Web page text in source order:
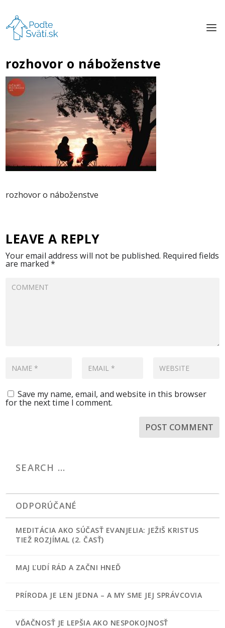
rozhovor o náboženstve
rozhovor o náboženstve
LEAVE A REPLY
Your email address will not be published. Required fields
are marked*
Save my name, email, and website in this browser
for the next time I comment.
ODPORÚČANÉ
MEDITÁCIA AKO SÚČASŤ EVANJELIA: JEŽIŠ KRISTUS
TIEŽ ROZJÍMAL (2. ČASŤ)
MAJ ĽUDÍ RÁD A ZAČNI HNEĎ
PRÍRODA JE LEN JEDNA – A MY SME JEJ SPRÁVCOVIA
VĎAČNOSŤ JE LEPŠIA AKO NESPOKOJNOSŤ